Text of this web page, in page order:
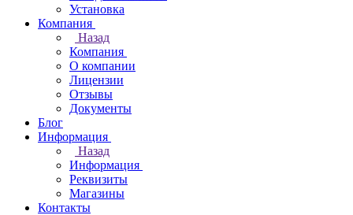
Установка
Компания
Назад
Компания
О компании
Лицензии
Отзывы
Документы
Блог
Информация
Назад
Информация
Реквизиты
Магазины
Контакты